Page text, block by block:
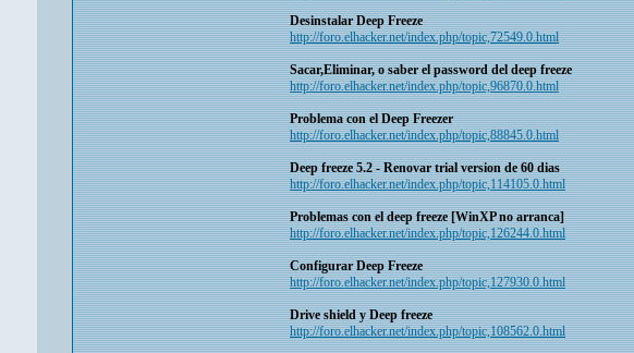
Desinstalar Deep Freeze
http://foro.elhacker.net/index.php/topic,72549.0.html
Sacar,Eliminar, o saber el password del deep freeze
http://foro.elhacker.net/index.php/topic,96870.0.html
Problema con el Deep Freezer
http://foro.elhacker.net/index.php/topic,88845.0.html
Deep freeze 5.2 - Renovar trial version de 60 dias
http://foro.elhacker.net/index.php/topic,114105.0.html
Problemas con el deep freeze [WinXP no arranca]
http://foro.elhacker.net/index.php/topic,126244.0.html
Configurar Deep Freeze
http://foro.elhacker.net/index.php/topic,127930.0.html
Drive shield y Deep freeze
http://foro.elhacker.net/index.php/topic,108562.0.html